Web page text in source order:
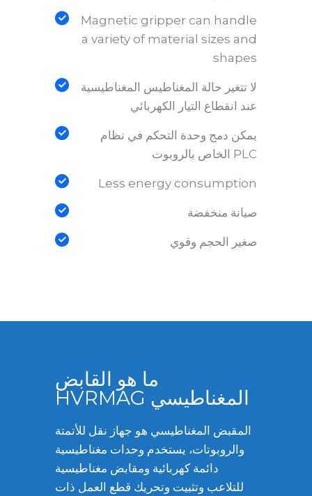
Magnetic gripper can handle
a variety of material sizes and
shapes
لا تتغير حالة المغناطيس المغناطيسية
عند انقطاع التيار الكهربائي
يمكن دمج وحدة التحكم في نظام
PLC الخاص بالروبوت
Less energy consumption
صيانة منخفضة
صغير الحجم وقوي
ما هو القابض
المغناطيسي HVRMAG
المقبض المغناطيسي هو جهاز نقل للأتمتة
والروبوتات، يستخدم وحدات مغناطيسية
دائمة كهربائية ومقابض مغناطيسية
للتلاعب وتثبيت وتحريك قطع العمل ذات